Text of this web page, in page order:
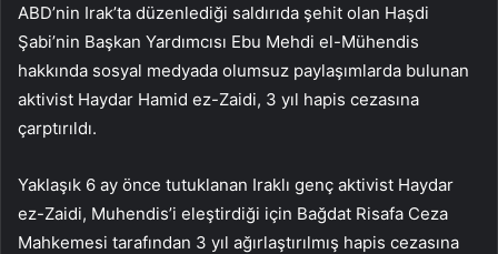
ABD’nin Irak’ta düzenlediği saldırıda şehit olan Haşdi
Şabi’nin Başkan Yardımcısı Ebu Mehdi el-Mühendis
hakkında sosyal medyada olumsuz paylaşımlarda bulunan
aktivist Haydar Hamid ez-Zaidi, 3 yıl hapis cezasına
çarptırıldı.
Yaklaşık 6 ay önce tutuklanan Iraklı genç aktivist Haydar
ez-Zaidi, Muhendis’i eleştirdiği için Bağdat Risafa Ceza
Mahkemesi tarafından 3 yıl ağırlaştırılmış hapis cezasına